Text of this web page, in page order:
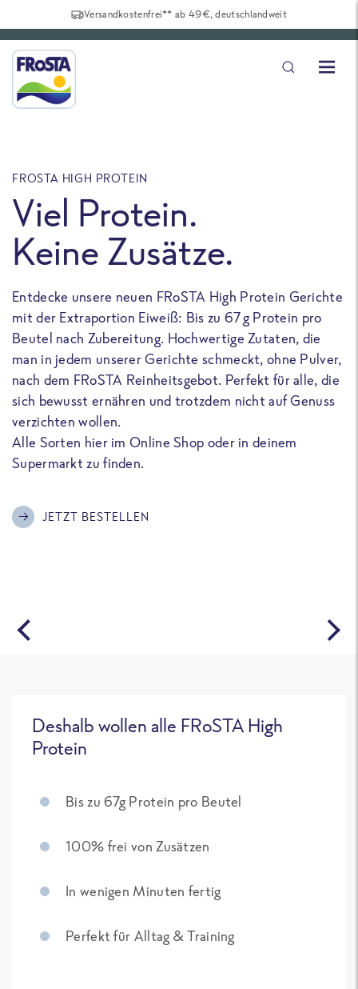
Versandkostenfrei** ab 49€, deutschlandweit
FROSTA HIGH PROTEIN
Viel Protein.
Keine Zusätze.
Entdecke unsere neuen FRoSTA High Protein Gerichte
mit der Extraportion Eiweiß: Bis zu 67 g Protein pro
Beutel nach Zubereitung. Hochwertige Zutaten, die
man in jedem unserer Gerichte schmeckt, ohne Pulver,
nach dem FRoSTA Reinheitsgebot. Perfekt für alle, die
sich bewusst ernähren und trotzdem nicht auf Genuss
verzichten wollen.
Alle Sorten hier im Online Shop oder in deinem
Supermarkt zu finden.
JETZT BESTELLEN
Deshalb wollen alle FRoSTA High
Protein
Bis zu 67g Protein pro Beutel
100% frei von Zusätzen
In wenigen Minuten fertig
Perfekt für Alltag & Training